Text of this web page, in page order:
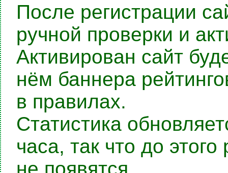
После регистрации
ручной проверки и
Активирован сайт
нём баннера
в правилах.
Статистика
часа, так что до